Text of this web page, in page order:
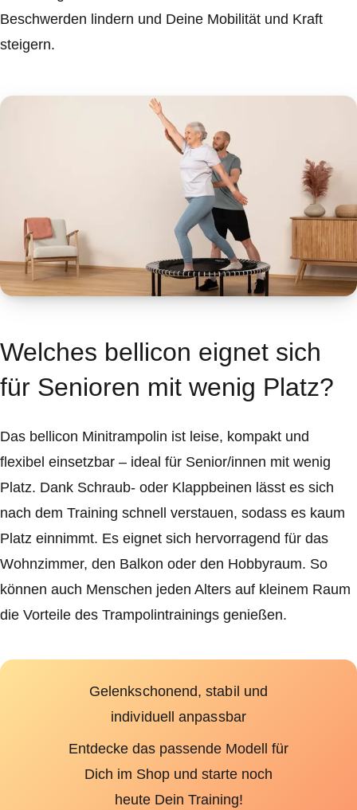
Beschwerden lindern und Deine Mobilität und Kraft
steigern.
Welches bellicon eignet sich
für Senioren mit wenig Platz?
Das bellicon Minitrampolin ist leise, kompakt und
flexibel einsetzbar – ideal für Senior/innen mit wenig
Platz. Dank Schraub- oder Klappbeinen lässt es sich
nach dem Training schnell verstauen, sodass es kaum
Platz einnimmt. Es eignet sich hervorragend für das
Wohnzimmer, den Balkon oder den Hobbyraum. So
können auch Menschen jeden Alters auf kleinem Raum
die Vorteile des Trampolintrainings genießen.
Gelenkschonend, stabil und
individuell anpassbar
Entdecke das passende Modell für
Dich im Shop und starte noch
heute Dein Training!